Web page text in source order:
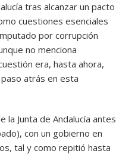
tras alcanzar un pacto
cuestiones esenciales
por corrupción
no menciona
era, hasta ahora,
atrás en esta
Junta de Andalucía antes
con un gobierno en
tal y como repitió hasta